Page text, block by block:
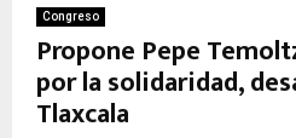
Congreso
Propone Pepe
por la solidaridad,
Tlaxcala